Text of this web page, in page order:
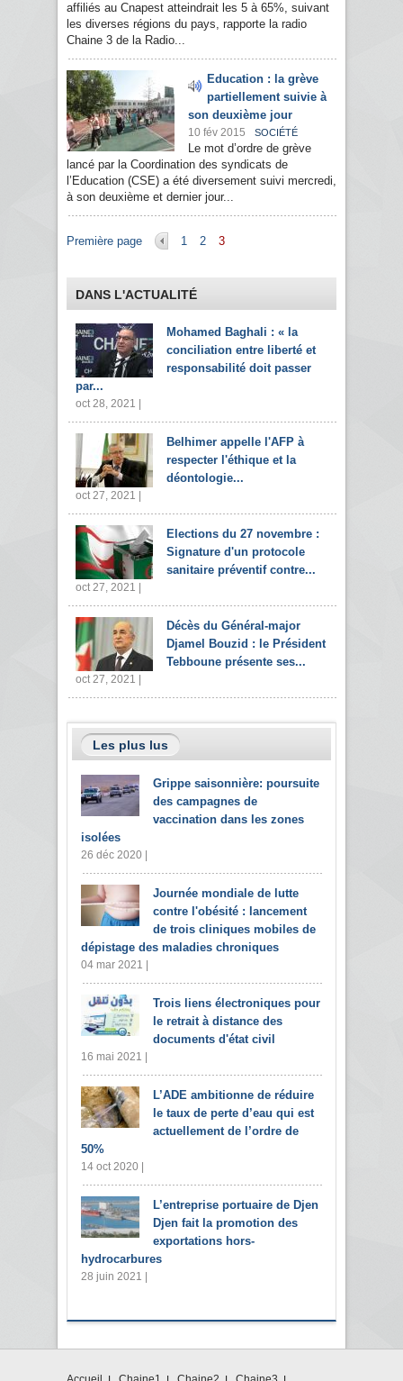
affiliés au Cnapest atteindrait les 5 à 65%, suivant
les diverses régions du pays, rapporte la radio
Chaine 3 de la Radio...
Education : la grève
partiellement suivie à
son deuxième jour
10 fév 2015 SOCIÉTÉ
Le mot d’ordre de grève
lancé par la Coordination des syndicats de
l’Education (CSE) a été diversement suivi mercredi,
à son deuxième et dernier jour...
Pages
Première page 1 2 3
DANS L'ACTUALITÉ
Mohamed Baghali : « la
conciliation entre liberté et
responsabilité doit passer
par...
oct 28, 2021 |
Belhimer appelle l'AFP à
respecter l'éthique et la
déontologie...
oct 27, 2021 |
Elections du 27 novembre :
Signature d'un protocole
sanitaire préventif contre...
oct 27, 2021 |
Décès du Général-major
Djamel Bouzid : le Président
Tebboune présente ses...
oct 27, 2021 |
Les plus lus
Grippe saisonnière: poursuite
des campagnes de
vaccination dans les zones
isolées
26 déc 2020 |
Journée mondiale de lutte
contre l'obésité : lancement
de trois cliniques mobiles de
dépistage des maladies chroniques
04 mar 2021 |
Trois liens électroniques pour
le retrait à distance des
documents d'état civil
16 mai 2021 |
L’ADE ambitionne de réduire
le taux de perte d’eau qui est
actuellement de l’ordre de
50%
14 oct 2020 |
L’entreprise portuaire de Djen
Djen fait la promotion des
exportations hors-
hydrocarbures
28 juin 2021 |